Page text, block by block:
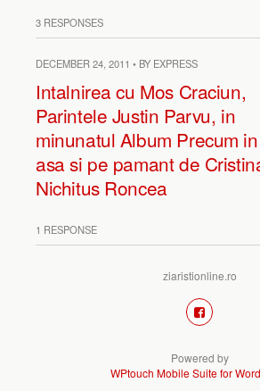
3 RESPONSES
DECEMBER 24, 2011 • BY EXPRESS
Intalnirea cu Mos Craciun,
Parintele Justin Parvu, in
minunatul Album Precum
asa si pe pamant de
Nichitus Roncea
1 RESPONSE
ziaristionline.ro
Powered by
WPtouch Mobile Suite for